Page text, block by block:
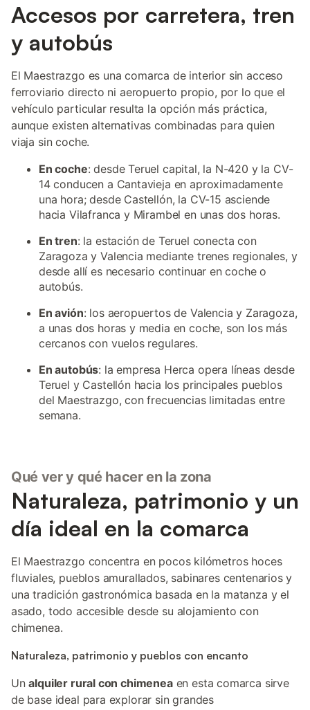
Accesos por carretera, tren
y autobús
El Maestrazgo es una comarca de interior sin acceso
ferroviario directo ni aeropuerto propio, por lo que el
vehículo particular resulta la opción más práctica,
aunque existen alternativas combinadas para quien
viaja sin coche.
En coche: desde Teruel capital, la N-420 y la CV-
14 conducen a Cantavieja en aproximadamente
una hora; desde Castellón, la CV-15 asciende
hacia Vilafranca y Mirambel en unas dos horas.
En tren: la estación de Teruel conecta con
Zaragoza y Valencia mediante trenes regionales, y
desde allí es necesario continuar en coche o
autobús.
En avión: los aeropuertos de Valencia y Zaragoza,
a unas dos horas y media en coche, son los más
cercanos con vuelos regulares.
En autobús: la empresa Herca opera líneas desde
Teruel y Castellón hacia los principales pueblos
del Maestrazgo, con frecuencias limitadas entre
semana.
Qué ver y qué hacer en la zona
Naturaleza, patrimonio y un
día ideal en la comarca
El Maestrazgo concentra en pocos kilómetros hoces
fluviales, pueblos amurallados, sabinares centenarios y
una tradición gastronómica basada en la matanza y el
asado, todo accesible desde su alojamiento con
chimenea.
Naturaleza, patrimonio y pueblos con encanto
Unalquiler rural con chimeneaen esta comarca sirve
de base ideal para explorar sin grandes